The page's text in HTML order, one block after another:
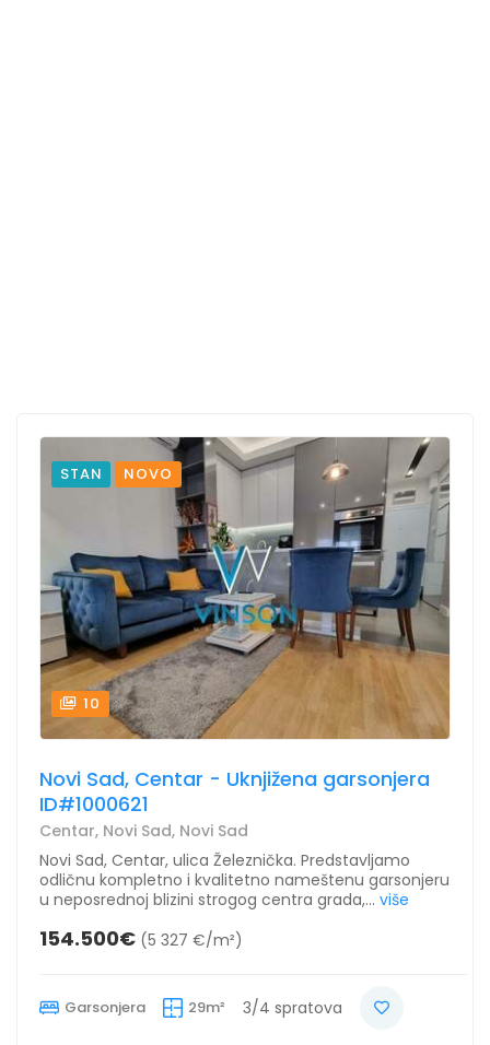
STAN NOVO
10
Novi Sad, Centar - Uknjižena garsonjera
ID#1000621
Centar, Novi Sad, Novi Sad
Novi Sad, Centar, ulica Železnička. Predstavljamo
odličnu kompletno i kvalitetno nameštenu garsonjeru
u neposrednoj blizini strogog centra grada,... više
154.500€ (5 327 €/m²)
Garsonjera 29m² 3/4 spratova